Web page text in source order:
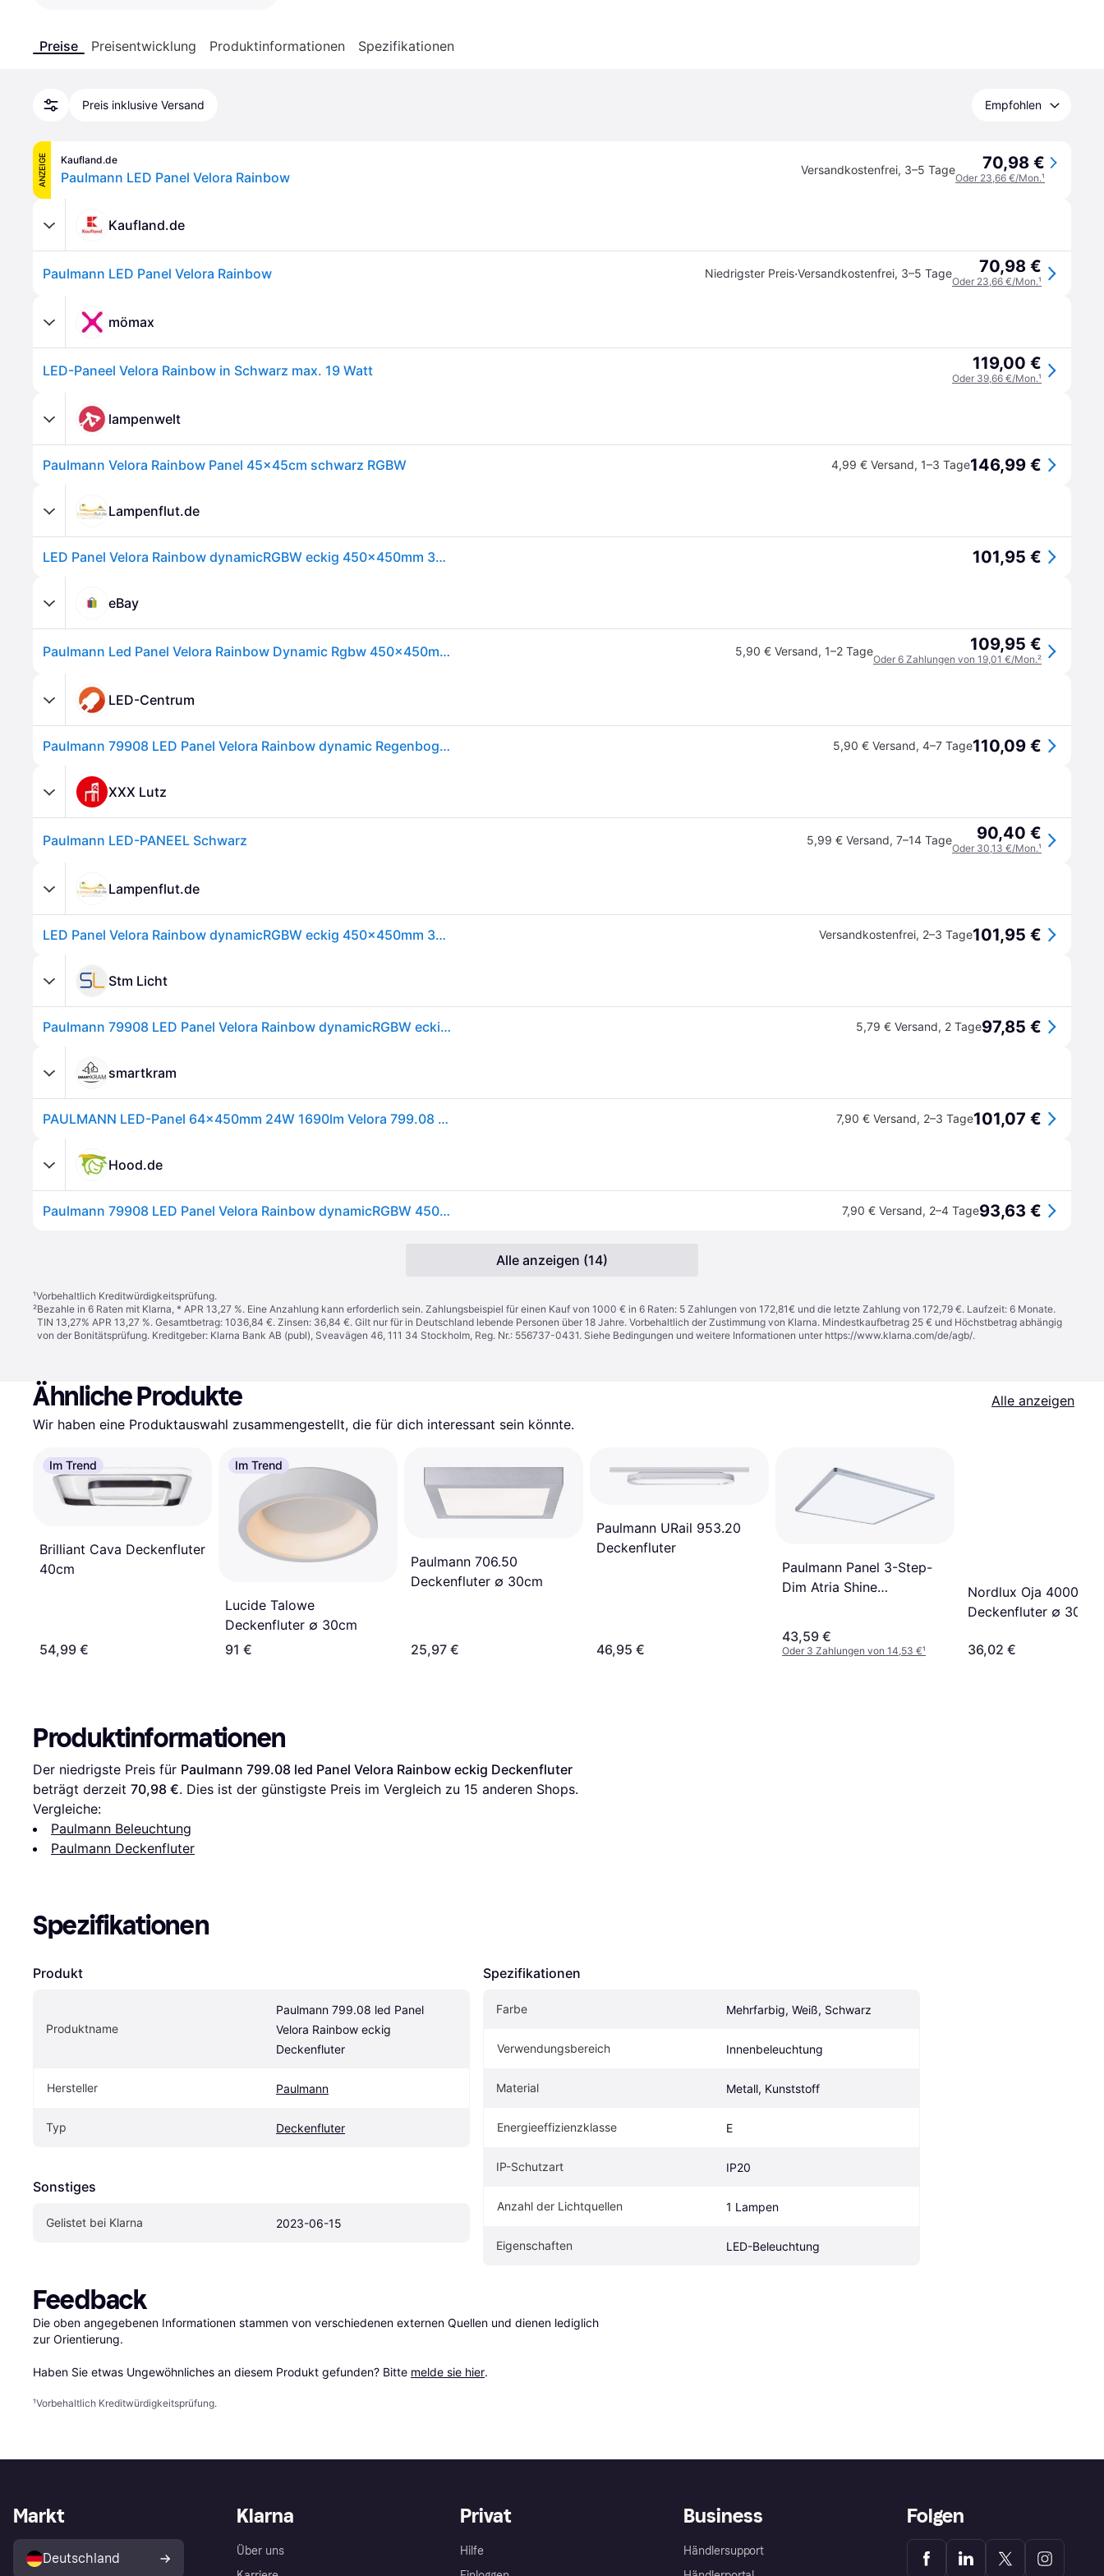
Preise Preisentwicklung Produktinformationen Spezifikationen
Preis inklusive Versand Empfohlen
ANZEIGE Kaufland.de
Paulmann LED Panel Velora Rainbow Versandkostenfrei, 3–5 Tage 70,98 €
Oder 23,66 €/Mon.¹
Kaufland.de
Paulmann LED Panel Velora Rainbow Niedrigster Preis·Versandkostenfrei, 3–5 Tage 70,98 €
Oder 23,66 €/Mon.¹
mömax
LED-Paneel Velora Rainbow in Schwarz max. 19 Watt 119,00 €
Oder 39,66 €/Mon.¹
lampenwelt
Paulmann Velora Rainbow Panel 45x45cm schwarz RGBW 4,99 € Versand, 1–3 Tage146,99 €
Lampenflut.de
LED Panel Velora Rainbow dynamicRGBW eckig 450x450mm 3000 - 6500K... 101,95 €
eBay
Paulmann Led Panel Velora Rainbow Dynamic Rgbw 450x450mm Tunable 2110lm Schwarz 5,90 € Versand, 1–2 Tage 109,95 €
Oder 6 Zahlungen von 19,01 €/Mon.²
LED-Centrum
Paulmann 79908 LED Panel Velora Rainbow dynamic Regenbogen/ Weiß eckig 450x450mm kaltweiß Schwarz dimmbar 5,90 € Versand, 4–7 Tage110,09 €
XXX Lutz
Paulmann LED-PANEEL Schwarz 5,99 € Versand, 7–14 Tage 90,40 €
Oder 30,13 €/Mon.¹
Lampenflut.de
LED Panel Velora Rainbow dynamicRGBW eckig 450x450mm 3000 - 6500K Schwarz dimmbar Versandkostenfrei, 2–3 Tage101,95 €
Stm Licht
Paulmann 79908 LED Panel Velora Rainbow dynamicRGBW eckig 450x450mm 19W 1690lm RGB+ Schwarz dimmbar 5,79 € Versand, 2 Tage97,85 €
smartkram
PAULMANN LED-Panel 64x450mm 24W 1690lm Velora 799.08 3000-6500K schwarz Konverter 7,90 € Versand, 2–3 Tage101,07 €
Hood.de
Paulmann 79908 LED Panel Velora Rainbow dynamicRGBW 450x450mm schwarz 7,90 € Versand, 2–4 Tage93,63 €
Alle anzeigen (14)
¹Vorbehaltlich Kreditwürdigkeitsprüfung.
²Bezahle in 6 Raten mit Klarna, * APR 13,27 %. Eine Anzahlung kann erforderlich sein. Zahlungsbeispiel für einen Kauf von 1000 € in 6 Raten: 5 Zahlungen von 172,81€ und die letzte Zahlung von 172,79 €. Laufzeit: 6 Monate.
TIN 13,27% APR 13,27 %. Gesamtbetrag: 1036,84 €. Zinsen: 36,84 €. Gilt nur für in Deutschland lebende Personen über 18 Jahre. Vorbehaltlich der Zustimmung von Klarna. Mindestkaufbetrag 25 € und Höchstbetrag abhängig
von der Bonitätsprüfung. Kreditgeber: Klarna Bank AB (publ), Sveavägen 46, 111 34 Stockholm, Reg. Nr.: 556737-0431. Siehe Bedingungen und weitere Informationen unter https://www.klarna.com/de/agb/.
Ähnliche Produkte
Alle anzeigen
Wir haben eine Produktauswahl zusammengestellt, die für dich interessant sein könnte.
Im Trend
Brilliant Cava Deckenfluter
40cm
54,99 €
Im Trend
Lucide Talowe
Deckenfluter ∅ 30cm
91 €
Paulmann 706.50
Deckenfluter ∅ 30cm
25,97 €
Paulmann URail 953.20
Deckenfluter
46,95 €
Paulmann Panel 3-Step-
Dim Atria Shine
43,59 €
Oder 3 Zahlungen von 14,53 €¹
Nordlux Oja 4000K
Deckenfluter ∅ 30cm
36,02 €
Produktinformationen
Der niedrigste Preis für Paulmann 799.08 led Panel Velora Rainbow eckig Deckenfluter
beträgt derzeit 70,98 €. Dies ist der günstigste Preis im Vergleich zu 15 anderen Shops.
Vergleiche:
Paulmann Beleuchtung
Paulmann Deckenfluter
Spezifikationen
Produkt
Produktname
Paulmann 799.08 led Panel
Velora Rainbow eckig
Deckenfluter
Hersteller Paulmann
Typ Deckenfluter
Sonstiges
Gelistet bei Klarna 2023-06-15
Spezifikationen
Farbe Mehrfarbig, Weiß, Schwarz
Verwendungsbereich Innenbeleuchtung
Material Metall, Kunststoff
Energieeffizienzklasse E
IP-Schutzart IP20
Anzahl der Lichtquellen 1 Lampen
Eigenschaften LED-Beleuchtung
Feedback
Die oben angegebenen Informationen stammen von verschiedenen externen Quellen und dienen lediglich
zur Orientierung.
Haben Sie etwas Ungewöhnliches an diesem Produkt gefunden? Bitte melde sie hier.
¹Vorbehaltlich Kreditwürdigkeitsprüfung.
Klarna
Über uns
Privat
Hilfe
Business
Händlersupport
Markt
Deutschland
Folgen